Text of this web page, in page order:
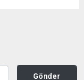
Gönder